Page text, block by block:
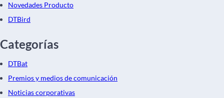
Novedades Producto
DTBird
Categorías
DTBat
Premios y medios de comunicación
Noticias corporativas